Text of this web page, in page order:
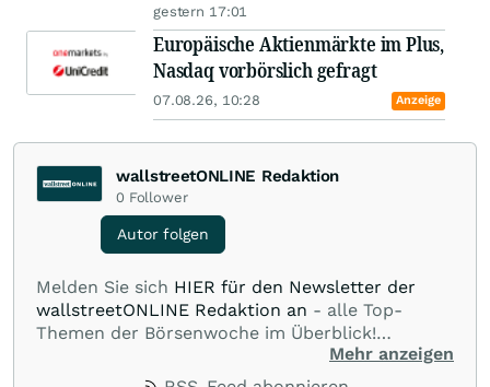
gestern 17:01
Europäische Aktienmärkte im Plus,
Nasdaq vorbörslich gefragt
07.08.26, 10:28 Anzeige
wallstreetONLINE Redaktion
0 Follower
Autor folgen
Melden Sie sich HIER für den Newsletter der
wallstreetONLINE Redaktion an - alle Top-
Themen der Börsenwoche im Überblick!
Verpassen Sie kein wichtiges Anleger-Thema!Für
Beiträge auf diesem journalistischen Channel ist
Mehr anzeigen